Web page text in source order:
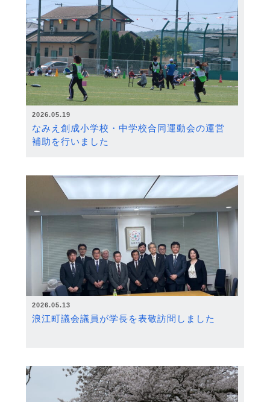
2026.05.19
なみえ創成小学校・中学校合同運動会の運営
補助を行いました
2026.05.13
浪江町議会議員が学長を表敬訪問しました